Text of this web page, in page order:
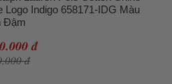
Logo Indigo 658171-IDG Màu
Đậm
đ
đ